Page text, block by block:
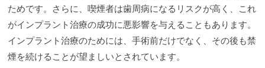
ためです。さらに、喫煙者は歯周病になるリスクが高く、これ
がインプラント治療の成功に悪影響を与えることもあります。
インプラント治療のためには、手術前だけでなく、その後も禁
煙を続けることが望ましいとされています。